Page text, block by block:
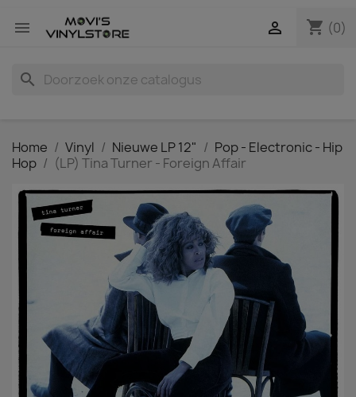
 shopping_cart (0)

search
Home Vinyl Nieuwe LP 12"
Pop - Electronic - Hip
Hop
(LP) Tina Turner - Foreign Affair